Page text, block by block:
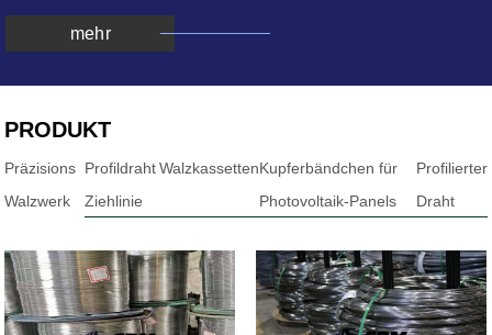
mehr
PRODUKT
Präzisions
Walzwerk
Profildraht
Ziehlinie
WalzkassettenKupferbändchen für
Photovoltaik-Panels
Profilierter
Draht